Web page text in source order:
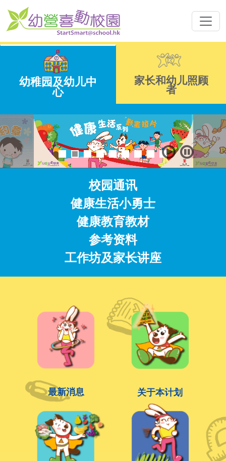
幼稚园及幼儿中
心
家长和幼儿照顾
者
校园通讯
健康生活小勇士
健康教育教材
参考资料
工作坊及家长讲座
最新消息 关于本计划